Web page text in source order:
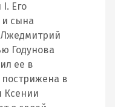
Его
и сына
Лжедмитрий
Годунова
ее в
в
Ксении